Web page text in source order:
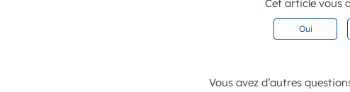
Cet article vous
Oui
Vous avez d’autres